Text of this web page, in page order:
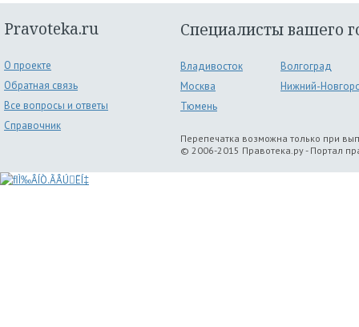
Pravoteka.ru
О проекте
Обратная связь
Все вопросы и ответы
Справочник
Специалисты вашего
Владивосток
Волгоград
Москва
Нижний-
Тюмень
Перепечатка возможна только при
© 2006-2015 Правотека.ру - Портал